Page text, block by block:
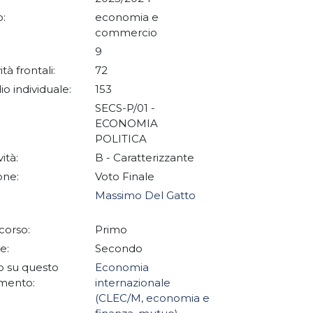
economia e
commercio
9
frontali:
72
individuale:
153
SECS-P/01 -
ECONOMIA
POLITICA
B - Caratterizzante
Voto Finale
Massimo Del Gatto
Primo
Secondo
su questo
Economia
internazionale
(CLEC/M, economia e